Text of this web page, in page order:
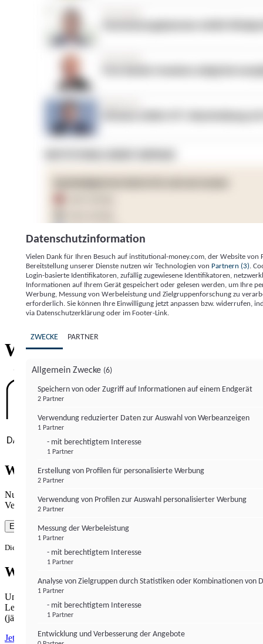
Institutional Money
ImpressumDatenschutzerklärung
Willkommen bei
Wie gewohnt mit Werbung lesen
Nutzen Sie institutional-money.com mit Ihrer Zustimmung zur
Verwendung von Cookies für Webanalyse und Werbemaßnahmen.
Einverstanden
Die Zustimmung ist jederzeit widerrufbar.
Werbefrei lesen
Unabhängiger Journalismus hat seinen Preis.
Lesen Sie institutional-money.com PUR für 33,99€ pro Monat
(jährliche Abrechnung).
Jetzt abonnieren
Datenschutzinformation
Vielen Dank für Ihren Besuch auf institutional-money.com, der Website von
Bereitstellung unserer Dienste nutzen wir Technologien von Partnern (3) .
Login-basierte Identifikatoren, zufällig zugewiesene Identifikatoren,
Informationen auf Ihrem Gerät gespeichert oder gelesen werden, um Ihre
Werbung, Messung von Werbeleistung und Zielgruppenforschung zu
erforderlich. Sie können Ihre Einwilligung jetzt anpassen bzw. widerrufen,
via Datenschutzerklärung oder im Footer-Link.
ZWECKE PARTNER
Allgemein Zwecke (6)
Speichern von oder Zugriff auf Informationen auf einem Endgerät
2 Partner
Verwendung reduzierter Daten zur Auswahl von Werbeanzeigen
1 Partner
- mit berechtigtem Interesse
1 Partner
Erstellung von Profilen für personalisierte Werbung
2 Partner
Verwendung von Profilen zur Auswahl personalisierter Werbung
2 Partner
Messung der Werbeleistung
1 Partner
- mit berechtigtem Interesse
1 Partner
Analyse von Zielgruppen durch Statistiken oder Kombinationen von
1 Partner
- mit berechtigtem Interesse
1 Partner
Entwicklung und Verbesserung der Angebote